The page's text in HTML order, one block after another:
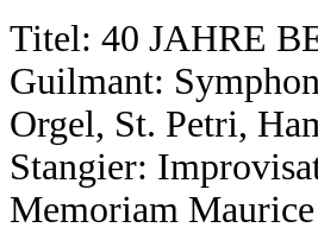
Titel: 40 JAHRE
Guilmant:
Orgel, St. Petri,
Stangier:
Memoriam